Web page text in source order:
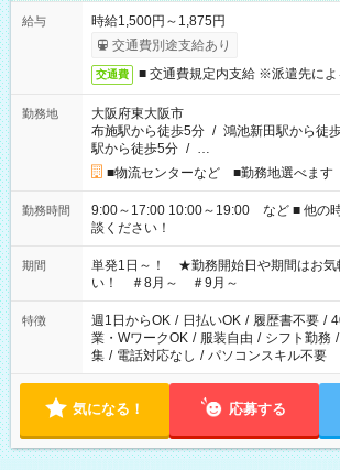
給与
時給1,500円～1,875円
交通費別途支給あり
交通費 ■ 交通費規定内支給 ※派遣先によ
勤務地
大阪府東大阪市
布施駅から徒歩5分 / 鴻池新田駅から徒
駅から徒歩5分 / …
■物流センターなど ■勤務地選べます
勤務時間
9:00～17:00 10:00～19:00 など ■ 他の時間帯もお気軽にご相
談ください！
期間
単発1日～！ ★勤務開始日や期間はお気
い！ ＃8月～ ＃9月～
特徴 週1日からOK / 日払いOK / 履歴書不要 /
業・WワークOK / 服装自由 / シフト勤務 /
集 / 電話対応なし / パソコンスキル不要
気になる！ 応募する